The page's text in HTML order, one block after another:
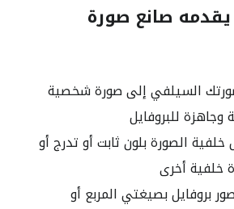
يقدمه صانع صورة
السيلفي إلى صورة شخصية
وجاهزة للبروفايل
الصورة بلون ثابت أو تدرج أو
خلفية أخرى
بروفايل بصيغتي المربع أو